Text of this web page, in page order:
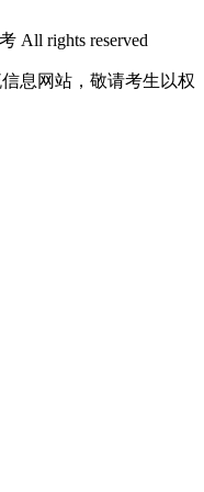
All rights reserved
息网站，敬请考生以权